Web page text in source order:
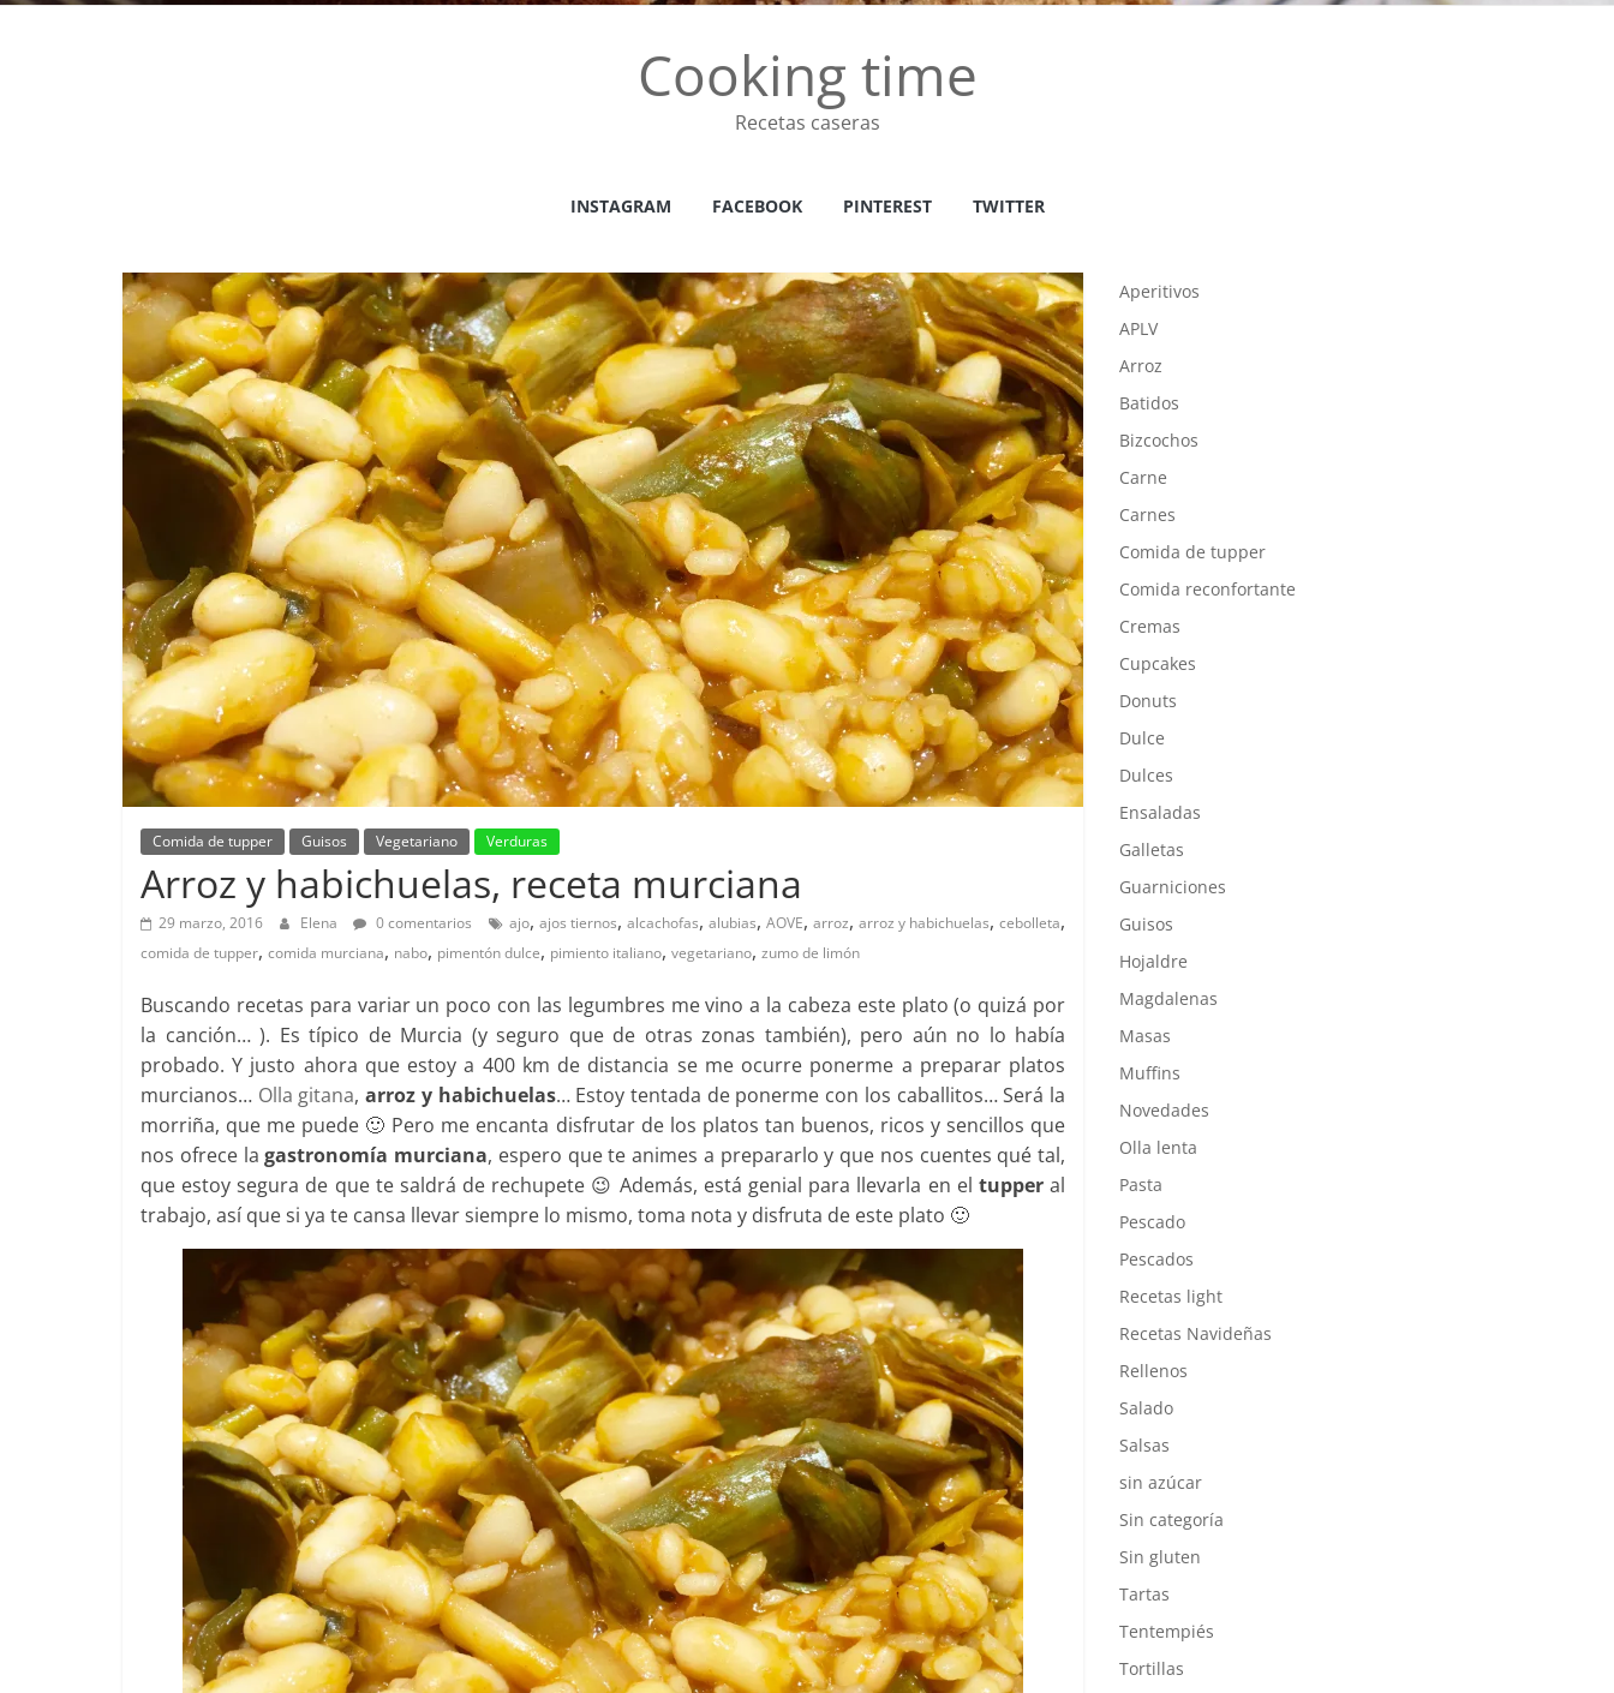
Cooking time
Recetas caseras
INSTAGRAM FACEBOOK PINTEREST TWITTER
Comida de tupper Guisos Vegetariano Verduras
Arroz y habichuelas, receta murciana
29 marzo, 2016 Elena 0 comentarios ajo, ajos tiernos, alcachofas, alubias, AOVE, arroz, arroz y habichuelas, cebolleta,
comida de tupper, comida murciana, nabo, pimentón dulce, pimiento italiano, vegetariano, zumo de limón
Buscando recetas para variar un poco con las legumbres me vino a la cabeza este plato (o quizá por
la canción… ). Es típico de Murcia (y seguro que de otras zonas también), pero aún no lo había
probado. Y justo ahora que estoy a 400 km de distancia se me ocurre ponerme a preparar platos
murcianos… Olla gitana,arroz y habichuelas… Estoy tentada de ponerme con los caballitos… Será la
morriña, que me puede 🙂 Pero me encanta disfrutar de los platos tan buenos, ricos y sencillos que
nos ofrece lagastronomía murciana, espero que te animes a prepararlo y que nos cuentes qué tal,
que estoy segura de que te saldrá de rechupete 😉 Además, está genial para llevarla en el tupperal
trabajo, así que si ya te cansa llevar siempre lo mismo, toma nota y disfruta de este plato 🙂
Aperitivos
APLV
Arroz
Batidos
Bizcochos
Carne
Carnes
Comida de tupper
Comida reconfortante
Cremas
Cupcakes
Donuts
Dulce
Dulces
Ensaladas
Galletas
Guarniciones
Guisos
Hojaldre
Magdalenas
Masas
Muffins
Novedades
Olla lenta
Pasta
Pescado
Pescados
Recetas light
Recetas Navideñas
Rellenos
Salado
Salsas
sin azúcar
Sin categoría
Sin gluten
Tartas
Tentempiés
Tortillas